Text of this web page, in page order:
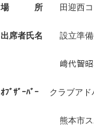
場 所 田迎西コ
出席者氏名 設立準備委
﨑代智昭、石
ｵﾌﾞｻﾞｰﾊﾞｰ クラブア
熊本市